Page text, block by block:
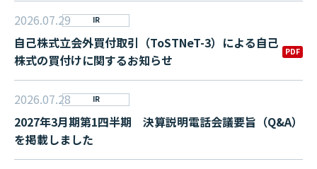
2026.07.29 IR
自己株式立会外買付取引（ToSTNeT-3）による自己
株式の買付けに関するお知らせ
PDF
2026.07.28 IR
2027年3月期第1四半期 決算説明電話会議要旨（Q&A）
を掲載しました